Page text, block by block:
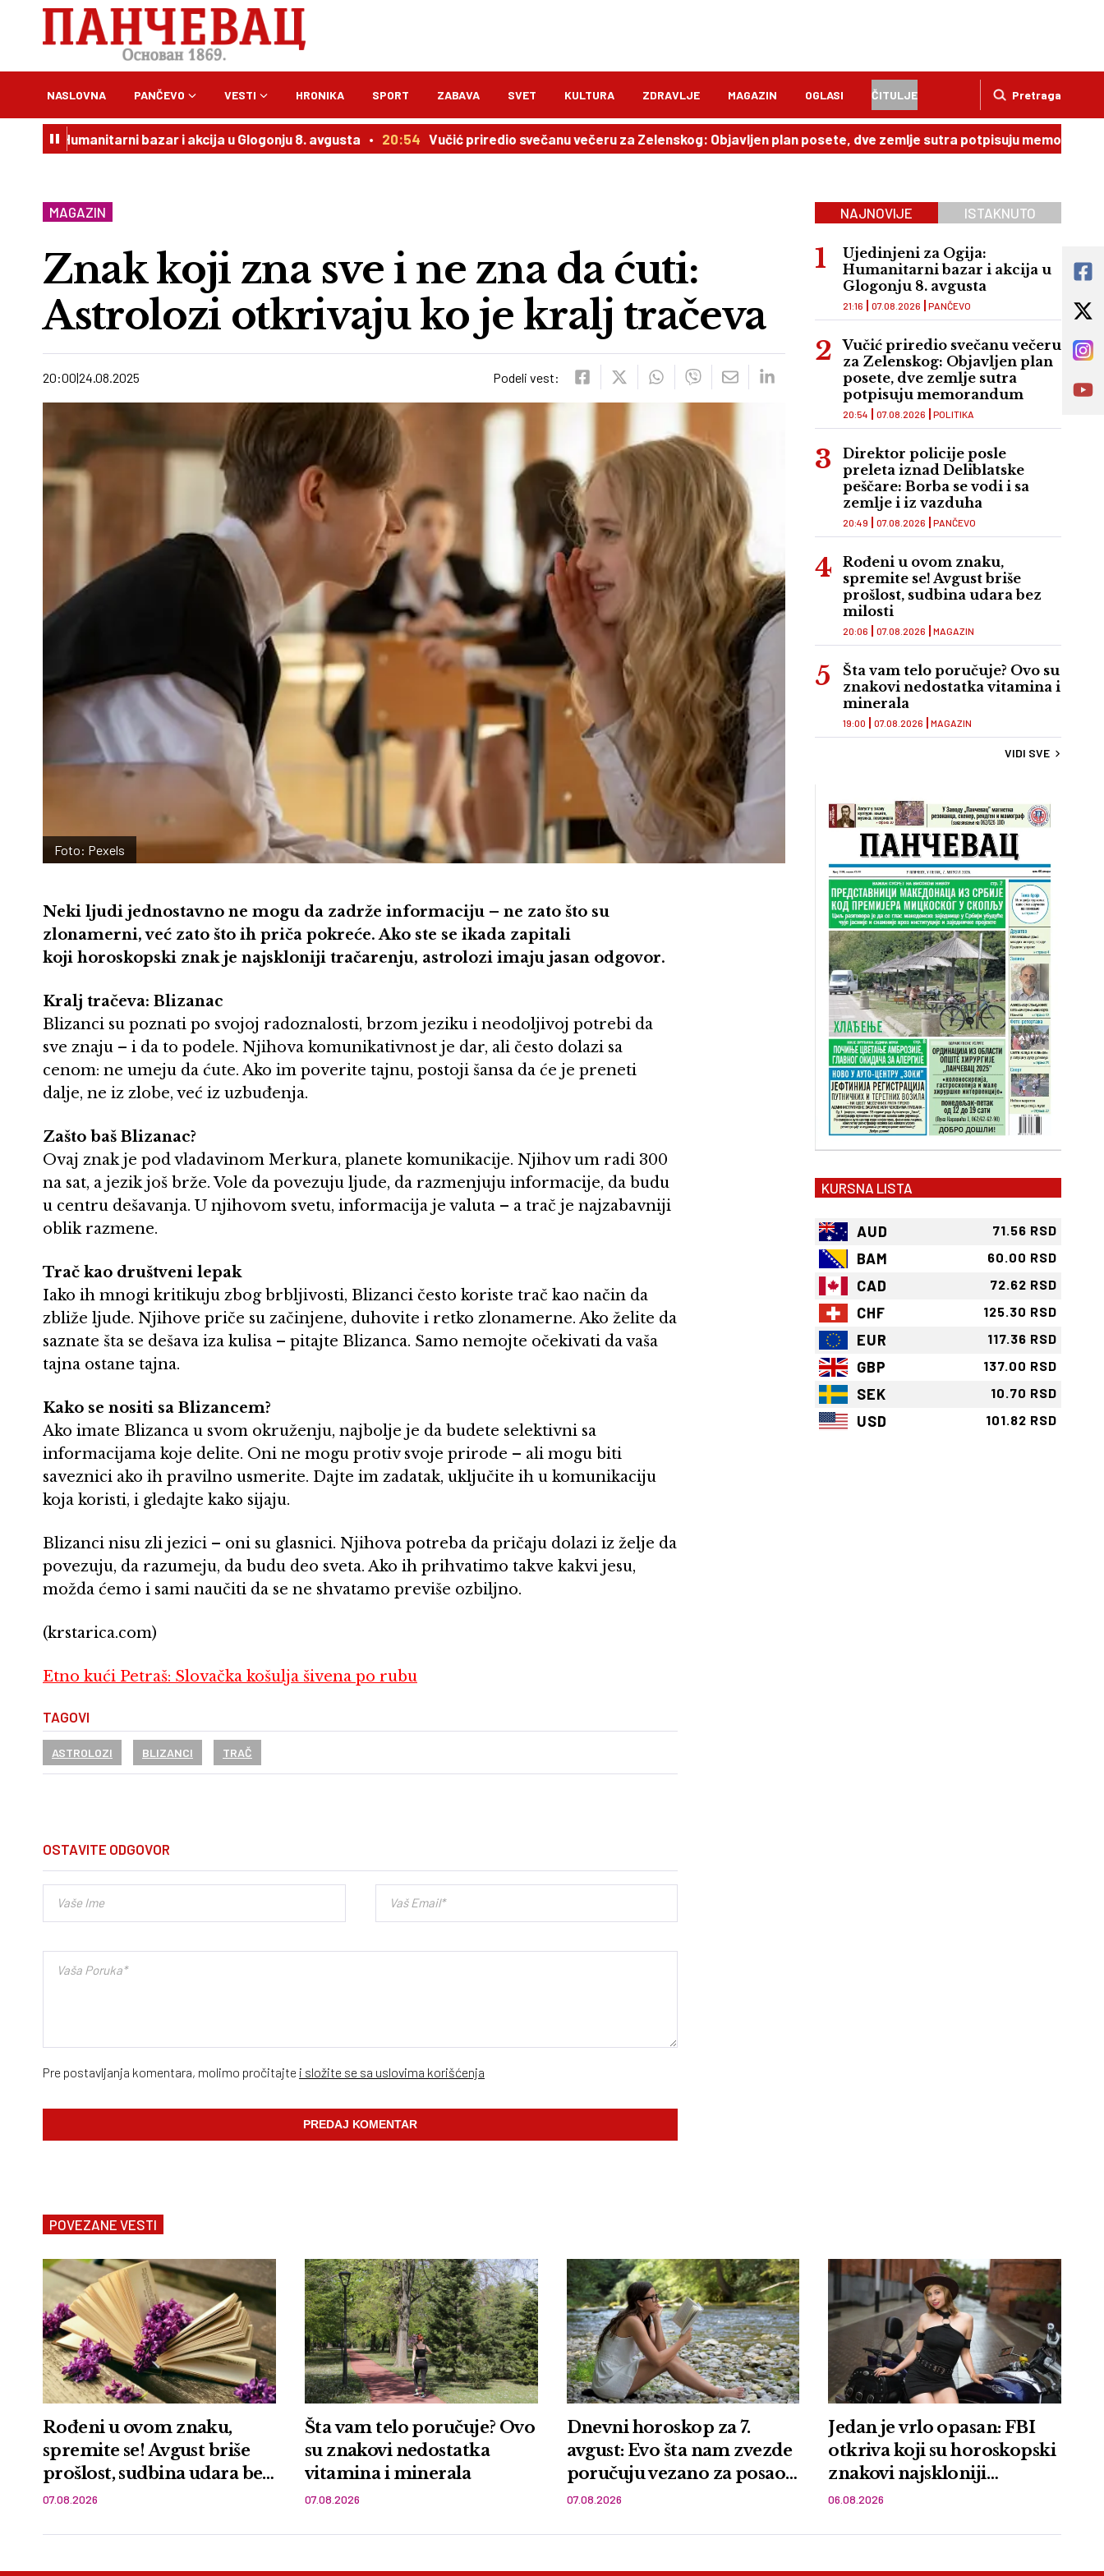
Pretraga
NASLOVNA PANČEVO VESTI HRONIKA SPORT ZABAVA SVET KULTURA ZDRAVLJE MAGAZIN OGLASI ČITULJE
bazar i akcija u Glogonju 8. avgusta 20:54 Vučić priredio svečanu večeru za Zelenskog: Objavljen plan posete, dve zemlje sutra potpisuju memorandum
MAGAZIN
Znak koji zna sve i ne zna da ćuti:
Astrolozi otkrivaju ko je kralj tračeva
20:00 24.08.2025 Podeli vest:
Foto: Pexels
Neki ljudi jednostavno ne mogu da zadrže informaciju – ne zato što su
zlonamerni, već zato što ih priča pokreće. Ako ste se ikada zapitali
koji horoskopski znak je najskloniji tračarenju, astrolozi imaju jasan odgovor.
Kralj tračeva: Blizanac
Blizanci su poznati po svojoj radoznalosti, brzom jeziku i neodoljivoj potrebi da
sve znaju – i da to podele. Njihova komunikativnost je dar, ali često dolazi sa
cenom: ne umeju da ćute. Ako im poverite tajnu, postoji šansa da će je preneti
dalje, ne iz zlobe, već iz uzbuđenja.
Zašto baš Blizanac?
Ovaj znak je pod vladavinom Merkura, planete komunikacije. Njihov um radi 300
na sat, a jezik još brže. Vole da povezuju ljude, da razmenjuju informacije, da budu
u centru dešavanja. U njihovom svetu, informacija je valuta – a trač je najzabavniji
oblik razmene.
Trač kao društveni lepak
Iako ih mnogi kritikuju zbog brbljivosti, Blizanci često koriste trač kao način da
zbliže ljude. Njihove priče su začinjene, duhovite i retko zlonamerne. Ako želite da
saznate šta se dešava iza kulisa – pitajte Blizanca. Samo nemojte očekivati da vaša
tajna ostane tajna.
Kako se nositi sa Blizancem?
Ako imate Blizanca u svom okruženju, najbolje je da budete selektivni sa
informacijama koje delite. Oni ne mogu protiv svoje prirode – ali mogu biti
saveznici ako ih pravilno usmerite. Dajte im zadatak, uključite ih u komunikaciju
koja koristi, i gledajte kako sijaju.
Blizanci nisu zli jezici – oni su glasnici. Njihova potreba da pričaju dolazi iz želje da
povezuju, da razumeju, da budu deo sveta. Ako ih prihvatimo takve kakvi jesu,
možda ćemo i sami naučiti da se ne shvatamo previše ozbiljno.
(krstarica.com)
Etno kući Petraš: Slovačka košulja šivena po rubu
TAGOVI
ASTROLOZI BLIZANCI TRAČ
OSTAVITE ODGOVOR
Pre postavljanja komentara, molimo pročitajte i složite se sa uslovima korišćenja
NAJNOVIJE ISTAKNUTO
Ujedinjeni za Ogija:
Humanitarni bazar i akcija u
Glogonju 8. avgusta
PANČEVO
21:16 07.08.2026
Vučić priredio svečanu večeru
za Zelenskog: Objavljen plan
posete, dve zemlje sutra
potpisuju memorandum
POLITIKA
20:54 07.08.2026
Direktor policije posle
preleta iznad Deliblatske
peščare: Borba se vodi i sa
zemlje i iz vazduha
PANČEVO
20:49 07.08.2026
Rođeni u ovom znaku,
spremite se! Avgust briše
prošlost, sudbina udara bez
milosti
MAGAZIN
20:06 07.08.2026
Šta vam telo poručuje? Ovo su
znakovi nedostatka vitamina i
minerala
MAGAZIN
19:00 07.08.2026
VIDI SVE
KURSNA LISTA
AUD 71.56 RSD
BAM 60.00 RSD
CAD 72.62 RSD
CHF 125.30 RSD
EUR 117.36 RSD
GBP 137.00 RSD
SEK 10.70 RSD
USD 101.82 RSD
POVEZANE VESTI
Rođeni u ovom znaku,
spremite se! Avgust briše
prošlost, sudbina udara bez
milosti
07.08.2026
Šta vam telo poručuje? Ovo
su znakovi nedostatka
vitamina i minerala
07.08.2026
Dnevni horoskop za 7.
avgust: Evo šta nam zvezde
poručuju vezano za posao,
ljubav i zdravlje
07.08.2026
Jedan je vrlo opasan: FBI
otkriva koji su horoskopski
znakovi najskloniji
kriminalu
06.08.2026